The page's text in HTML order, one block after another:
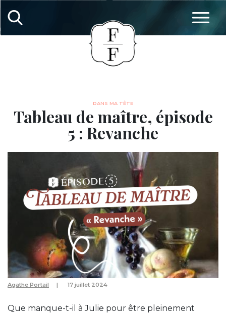
DANS MA TÊTE
Tableau de maître, épisode
5 : Revanche
Agathe Portail 17 juillet 2024
Que manque-t-il à Julie pour être pleinement